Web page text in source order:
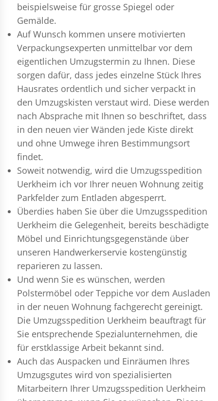
beispielsweise für grosse Spiegel oder
Gemälde.
Auf Wunsch kommen unsere motivierten
Verpackungsexperten unmittelbar vor dem
eigentlichen Umzugstermin zu Ihnen. Diese
sorgen dafür, dass jedes einzelne Stück Ihres
Hausrates ordentlich und sicher verpackt in
den Umzugskisten verstaut wird. Diese werden
nach Absprache mit Ihnen so beschriftet, dass
in den neuen vier Wänden jede Kiste direkt
und ohne Umwege ihren Bestimmungsort
findet.
Soweit notwendig, wird die Umzugsspedition
Uerkheim ich vor Ihrer neuen Wohnung zeitig
Parkfelder zum Entladen abgesperrt.
Überdies haben Sie über die Umzugsspedition
Uerkheim die Gelegenheit, bereits beschädigte
Möbel und Einrichtungsgegenstände über
unseren Handwerkerservie kostengünstig
reparieren zu lassen.
Und wenn Sie es wünschen, werden
Polstermöbel oder Teppiche vor dem Ausladen
in der neuen Wohnung fachgerecht gereinigt.
Die Umzugsspedition Uerkheim beauftragt für
Sie entsprechende Spezialunternehmen, die
für erstklassige Arbeit bekannt sind.
Auch das Auspacken und Einräumen Ihres
Umzugsgutes wird von spezialisierten
Mitarbeitern Ihrer Umzugsspedition Uerkheim